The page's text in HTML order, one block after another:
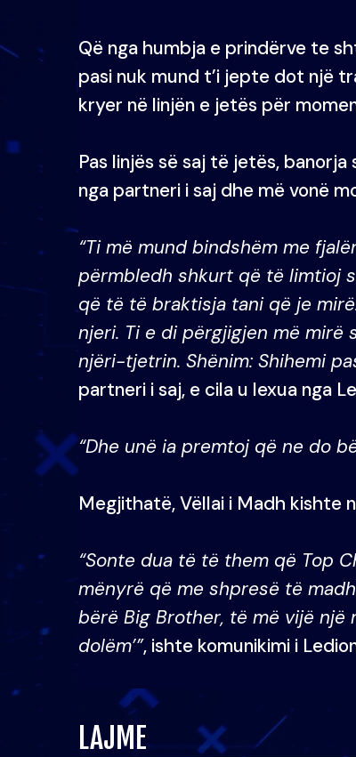
Që nga humbja e prindërve te
pasi nuk mund t’i jepte dot një
kryer në linjën e jetës për
Pas linjës së saj të jetës,
nga partneri i saj dhe më vonë
“Ti më mund bindshëm me
përmbledh shkurt që të limtioj
që të të braktisja tani që je
njeri. Ti e di përgjigjen më mirë
njëri-tjetrin. Shënim: Shihemi
partneri i saj, e cila u lexua nga
“Dhe unë ia premtoj që ne do
Megjithatë, Vëllai i Madh kishte
“Sonte dua të të them që Top
mënyrë që me shpresë të
bërë Big Brother, të më vijë një
dolëm’”, ishte komunikimi i
LAJME